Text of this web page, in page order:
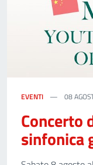
EVENTI 08
Concerto
sinfonica